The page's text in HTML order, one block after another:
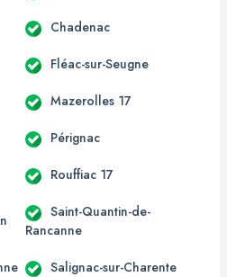
Chadenac
Fléac-sur-Seugne
Mazerolles 17
Pérignac
Rouffiac 17
Saint-Quantin-de-
Rancanne
Salignac-sur-Charente